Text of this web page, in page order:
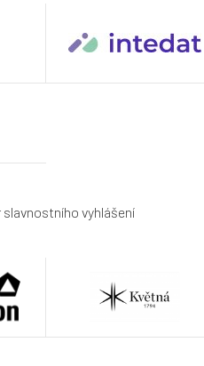
slavnostního vyhlášení